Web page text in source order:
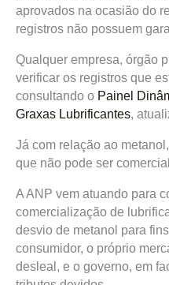
aprovados na ocasião do
registros não possuem
Qualquer empresa, órgão
verificar os registros que
consultando o Painel
Graxas Lubrificantes,
Já com relação ao
que não pode ser
A ANP vem atuando para
comercialização de
desvio de metanol para
consumidor, o próprio
desleal, e o governo, em